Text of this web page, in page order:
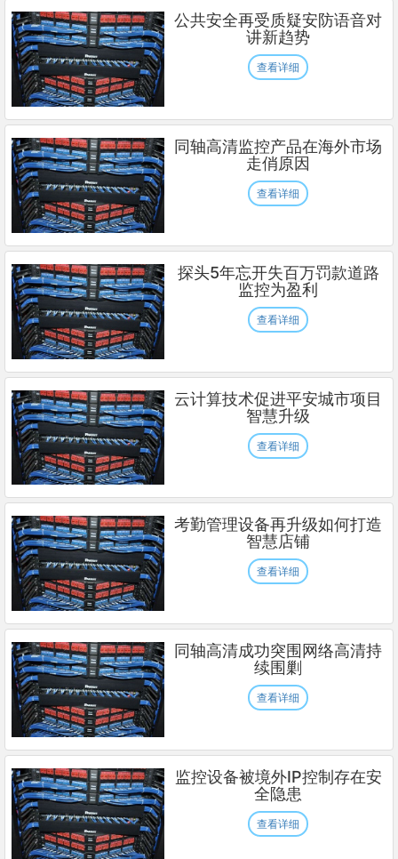
公共安全再受质疑安防语音对
讲新趋势
查看详细
同轴高清监控产品在海外市场
走俏原因
查看详细
探头5年忘开失百万罚款道路
监控为盈利
查看详细
云计算技术促进平安城市项目
智慧升级
查看详细
考勤管理设备再升级如何打造
智慧店铺
查看详细
同轴高清成功突围网络高清持
续围剿
查看详细
监控设备被境外IP控制存在安
全隐患
查看详细